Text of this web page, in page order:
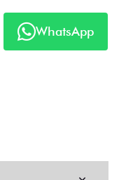
WhatsApp